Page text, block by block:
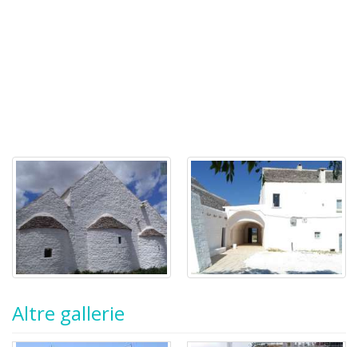
Altre gallerie